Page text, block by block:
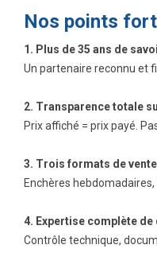
Nos points
1. Plus de 35 ans de
Un partenaire reconnu et
2. Transparence totale
Prix affiché = prix payé.
3. Trois formats de
Enchères
4. Expertise complète de
Contrôle technique,